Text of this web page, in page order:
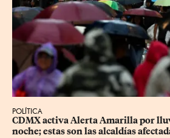
POLÍTICA
CDMX activa Alerta Amarilla por
noche; estas son las alcaldías